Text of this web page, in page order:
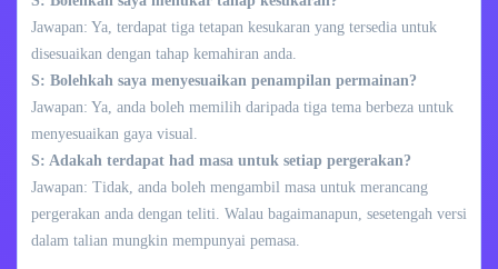
Jawapan: Ya, terdapat tiga tetapan kesukaran yang tersedia untuk
disesuaikan dengan tahap kemahiran anda.
S: Bolehkah saya menyesuaikan penampilan permainan?
Jawapan: Ya, anda boleh memilih daripada tiga tema berbeza untuk
menyesuaikan gaya visual.
S: Adakah terdapat had masa untuk setiap pergerakan?
Jawapan: Tidak, anda boleh mengambil masa untuk merancang
pergerakan anda dengan teliti. Walau bagaimanapun, sesetengah versi
dalam talian mungkin mempunyai pemasa.